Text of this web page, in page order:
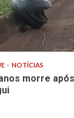
NOTÍCIAS
morre